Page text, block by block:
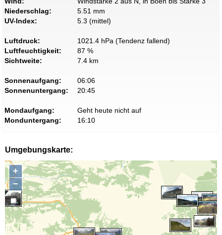
Niederschlag:
5.51 mm
UV-Index:
5.3 (mittel)
Luftdruck:
1021.4 hPa (Tendenz fallend)
Luftfeuchtigkeit:
87 %
Sichtweite:
7.4 km
Sonnenaufgang:
06:06
Sonnenuntergang:
20:45
Mondaufgang:
Geht heute nicht auf
Monduntergang:
16:10
Umgebungskarte:
+
−